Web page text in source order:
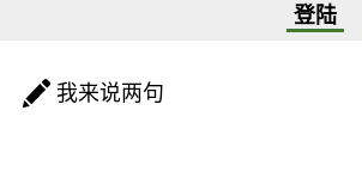
登陆
我来说两句